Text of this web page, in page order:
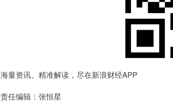
海量资讯、精准解读，尽在新浪财经APP
责任编辑：张恒星